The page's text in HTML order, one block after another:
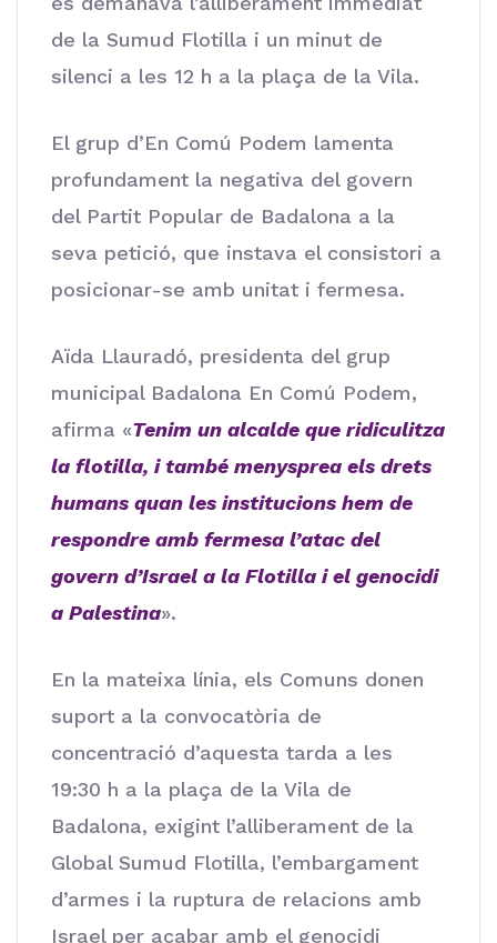
de la Sumud Flotilla i un minut de
silenci a les 12 h a la plaça de la Vila.
El grup d’En Comú Podem lamenta
profundament la negativa del govern
del Partit Popular de Badalona a la
seva petició, que instava el consistori a
posicionar-se amb unitat i fermesa.
Aïda Llauradó, presidenta del grup
municipal Badalona En Comú Podem,
afirma «Tenim un alcalde que ridiculitza
la flotilla, i també menysprea els drets
humans quan les institucions hem de
respondre amb fermesa l’atac del
govern d’Israel a la Flotilla i el genocidi
a Palestina».
En la mateixa línia, els Comuns donen
suport a la convocatòria de
concentració d’aquesta tarda a les
19:30 h a la plaça de la Vila de
Badalona, exigint l’alliberament de la
Global Sumud Flotilla, l’embargament
d’armes i la ruptura de relacions amb
Israel per acabar amb el genocidi